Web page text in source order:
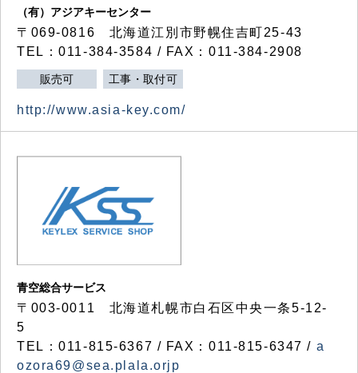
（有）アジアキーセンター
〒069-0816 北海道江別市野幌住吉町25-43
TEL：011-384-3584 / FAX：011-384-2908
販売可 工事・取付可
http://www.asia-key.com/
青空総合サービス
〒003-0011 北海道札幌市白石区中央一条5-12-
5
TEL：011-815-6367 / FAX：011-815-6347 / a
ozora69@sea.plala.orjp